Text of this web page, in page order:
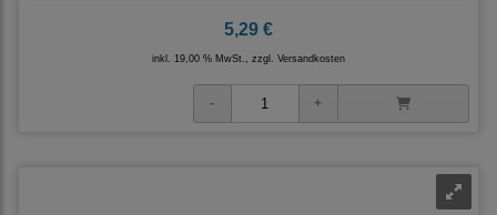
5,29 €
inkl. 19,00 % MwSt., zzgl. Versandkosten